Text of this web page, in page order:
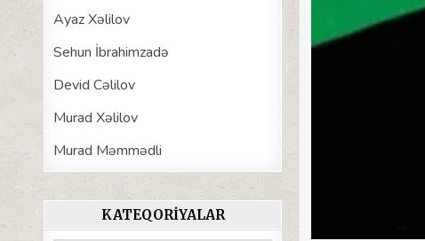
Ayaz Xəlilov
Sehun İbrahimzadə
Devid Cəlilov
Murad Xəlilov
Murad Məmmədli
KATEQORIYALAR